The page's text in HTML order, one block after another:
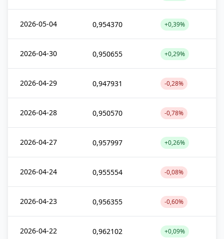
2026-05-04 0,954370 +0,39%
2026-04-30 0,950655 +0,29%
2026-04-29 0,947931 -0,28%
2026-04-28 0,950570 -0,78%
2026-04-27 0,957997 +0,26%
2026-04-24 0,955554 -0,08%
2026-04-23 0,956355 -0,60%
2026-04-22 0,962102 +0,09%